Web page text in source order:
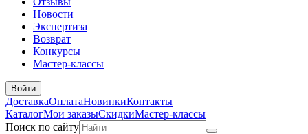
Новости
Экспертиза
Возврат
Конкурсы
Мастер-классы
Войти
ДоставкаОплатаНовинкиКонтакты
КаталогМои заказыСкидкиМастер-классы
Поиск по сайту